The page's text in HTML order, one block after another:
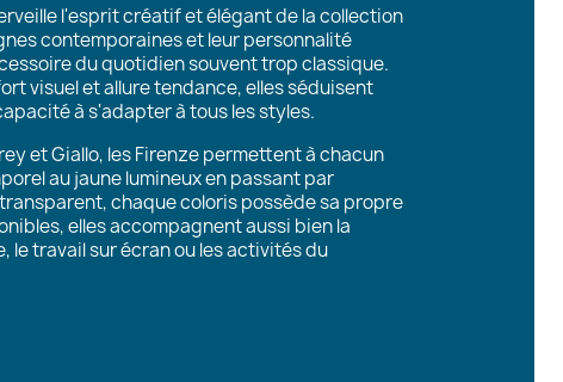
l'esprit créatif et élégant de la collection
contemporaines et leur personnalité
du quotidien souvent trop classique.
visuel et allure tendance, elles séduisent
à s'adapter à tous les styles.
et Giallo, les Firenze permettent à chacun
au jaune lumineux en passant par
chaque coloris possède sa propre
elles accompagnent aussi bien la
le travail sur écran ou les activités du